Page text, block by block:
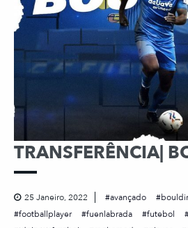
TRANSFERÊNCIA|
25 Janeiro, 2022 avançado
footballplayer
fuenlabrada futebol